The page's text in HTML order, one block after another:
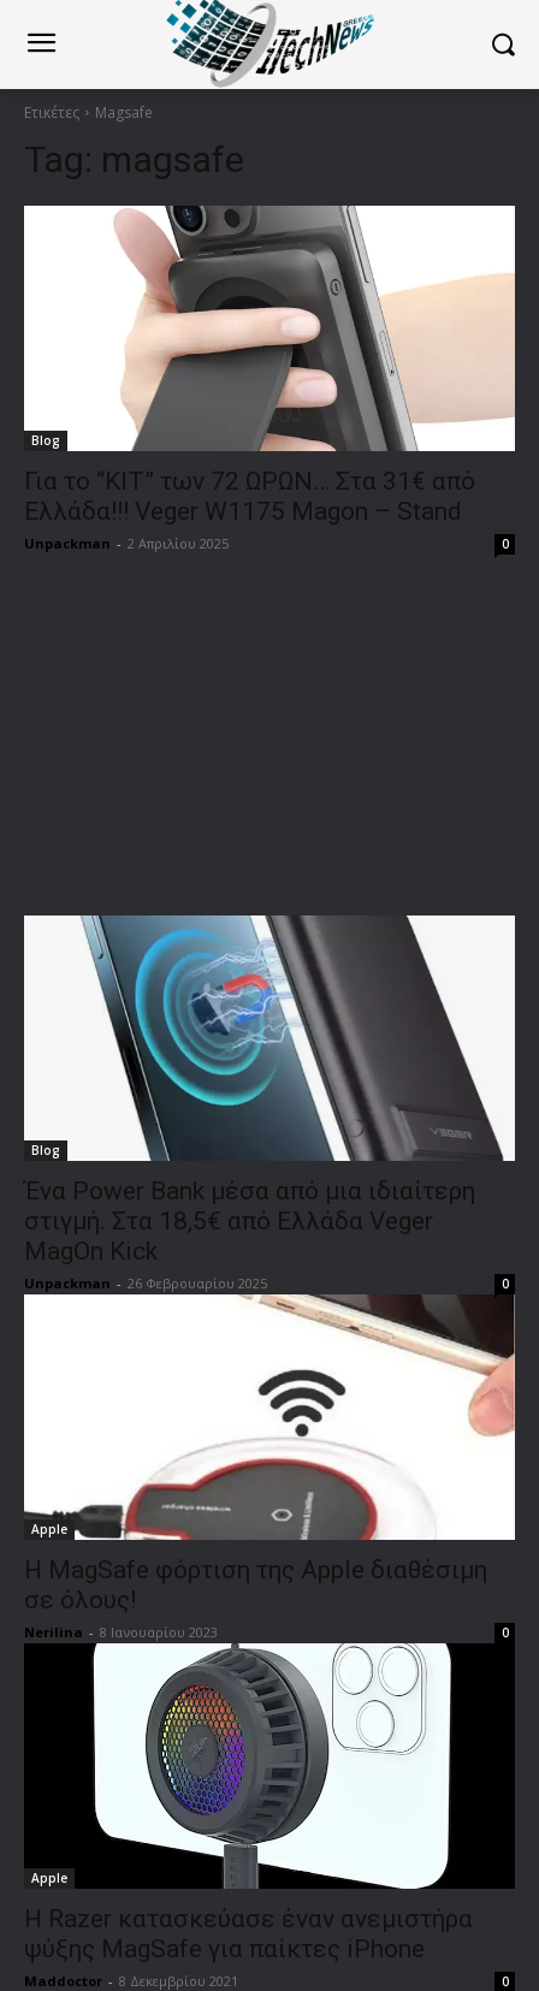
Ετικέτες Magsafe
Tag: magsafe
Blog
Για το “ΚΙΤ” των 72 ΩΡΩΝ… Στα 31€ από
Ελλάδα!!! Veger W1175 Magon – Stand
Unpackman - 2 Απριλίου 2025 0
Blog
Ένα Power Bank μέσα από μια ιδιαίτερη
στιγμή. Στα 18,5€ από Ελλάδα Veger
MagOn Kick
Unpackman - 26 Φεβρουαρίου 2025 0
Apple
Η MagSafe φόρτιση της Apple διαθέσιμη
σε όλους!
Nerilina - 8 Ιανουαρίου 2023 0
Apple
Η Razer κατασκεύασε έναν ανεμιστήρα
ψύξης MagSafe για παίκτες iPhone
Maddoctor - 8 Δεκεμβρίου 2021 0